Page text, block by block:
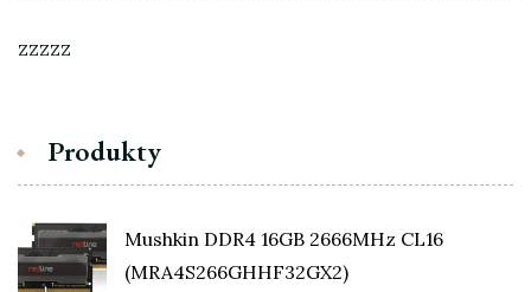
zzzzz
Produkty
Mushkin DDR4 16GB 2666MHz CL16
(MRA4S266GHHF32GX2)